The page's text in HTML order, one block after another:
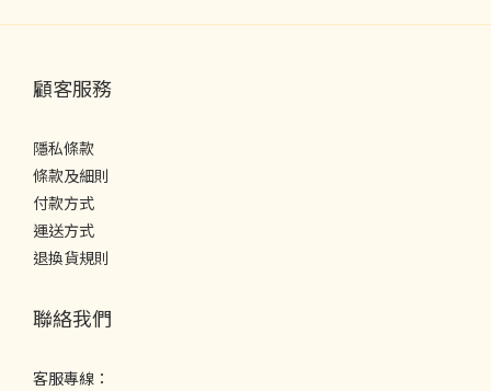
顧客服務
隱私條款
條款及細則
付款方式
運送方式
退換貨規則
聯絡我們
客服專線：